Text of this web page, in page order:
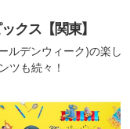
クス【関東】
ルデンウィーク)の楽し
ツも続々！